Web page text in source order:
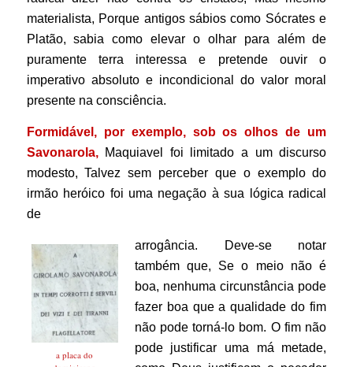
materialista, Porque antigos sábios como Sócrates e
Platão, sabia como elevar o olhar para além de
puramente terra interessa e pretende ouvir o
imperativo absoluto e incondicional do valor moral
presente na consciência.
Formidável, por exemplo, sob os olhos de um
Savonarola,Maquiavel foi limitado a um discurso
modesto, Talvez sem perceber que o exemplo do
irmão heróico foi uma negação à sua lógica radical
de
a placa do
arrogância.
Deve-se notar
também que, Se o meio não é
boa, nenhuma circunstância pode
fazer boa que a qualidade do fim
não pode torná-lo bom. O fim não
pode justificar uma má metade,